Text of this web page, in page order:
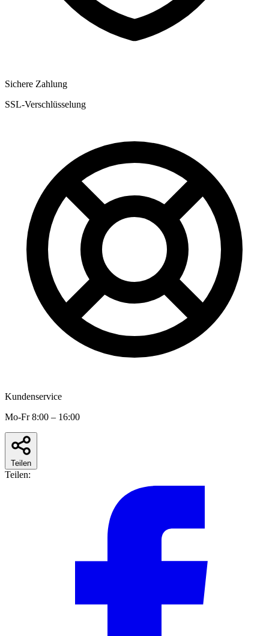
Sichere Zahlung
SSL-Verschlüsselung
Kundenservice
Mo-Fr 8:00 – 16:00
Teilen
Teilen: